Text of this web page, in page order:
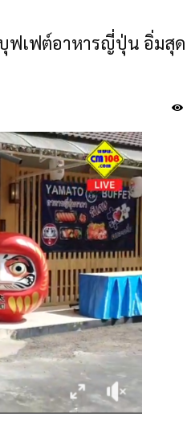
บุฟเฟต์อาหารญี่ปุ่น อิ่มสุด